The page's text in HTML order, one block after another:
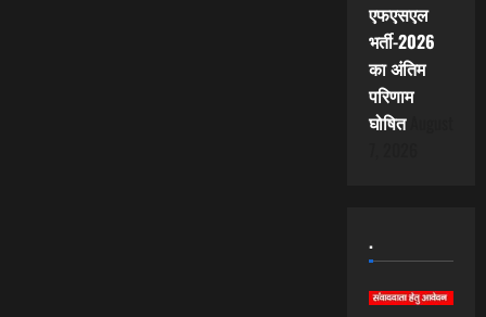
एफएसएल
भर्ती-2026
का अंतिम
परिणाम
घोषित
.